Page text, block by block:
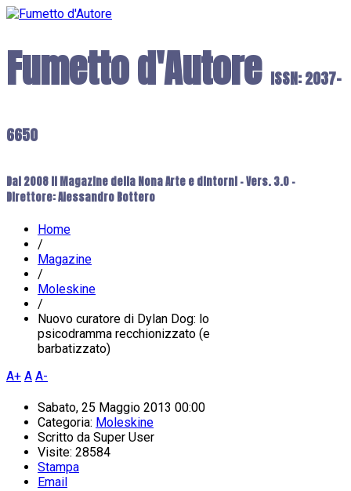
Fumetto d'Autore ISSN: 2037-
6650
Dal 2008 il Magazine della Nona Arte e dintorni - Vers. 3.0 -
Direttore: Alessandro Bottero
Home
/
Magazine
/
Moleskine
/
Nuovo curatore di Dylan Dog: lo
psicodramma recchionizzato (e
barbatizzato)
A+ A A-
Sabato, 25 Maggio 2013 00:00
Categoria: Moleskine
Scritto da Super User
Visite: 28584
Stampa
Email